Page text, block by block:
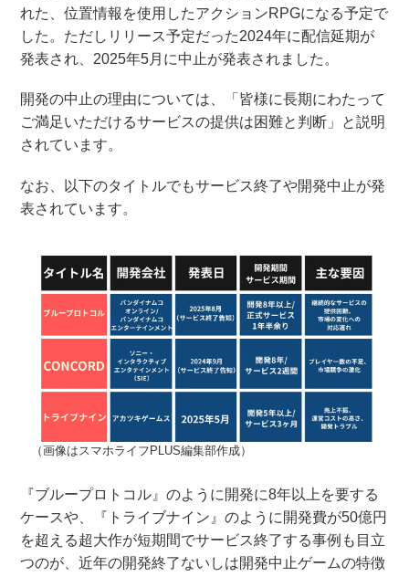
れた、位置情報を使用したアクションRPGになる予定で
した。ただしリリース予定だった2024年に配信延期が
発表され、2025年5月に中止が発表されました。
開発の中止の理由については、「皆様に長期にわたって
ご満足いただけるサービスの提供は困難と判断」と説明
されています。
なお、以下のタイトルでもサービス終了や開発中止が発
表されています。
（画像はスマホライフPLUS編集部作成）
『ブループロトコル』のように開発に8年以上を要する
ケースや、『トライブナイン』のように開発費が50億円
を超える超大作が短期間でサービス終了する事例も目立
つのが、近年の開発終了ないしは開発中止ゲームの特徴